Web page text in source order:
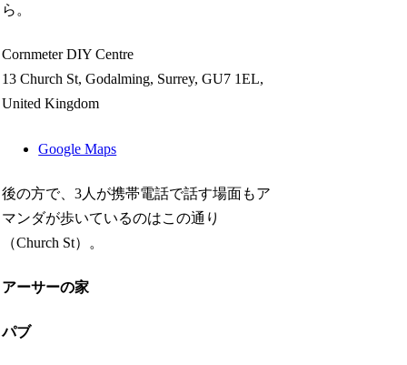
ら。
Cornmeter DIY Centre
13 Church St, Godalming, Surrey, GU7 1EL,
United Kingdom
Google Maps
後の方で、3人が携帯電話で話す場面もア
マンダが歩いているのはこの通り
（Church St）。
アーサーの家
パブ